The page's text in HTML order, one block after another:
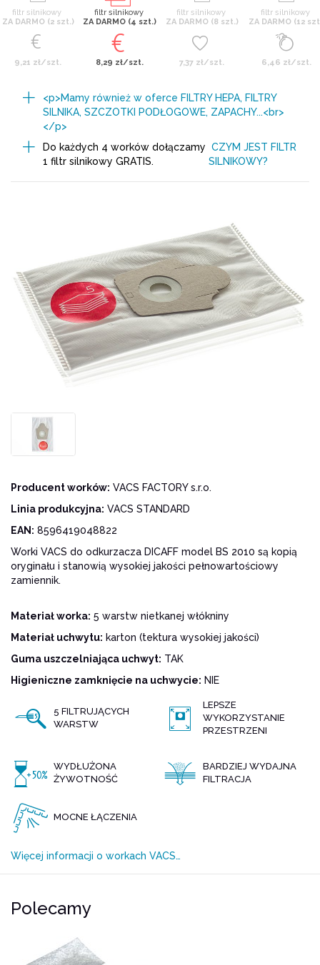
filtr silnikowy
ZA DARMO (2 szt.)
9,21 zł/szt.
filtr silnikowy
ZA DARMO (4 szt.)
8,29 zł/szt.
filtr silnikowy
ZA DARMO (8 szt.)
7,37 zł/szt.
filtr silnikowy
ZA DARMO (12
6,46 zł/szt.
<p>Mamy również w oferce FILTRY HEPA, FILTRY
SILNIKA, SZCZOTKI PODŁOGOWE, ZAPACHY...<br>
</p>
Do każdych 4 worków dołączamy
1 filtr silnikowy GRATIS.
CZYM JEST FILTR
SILNIKOWY?
Producent worków: VACS FACTORY s.r.o.
Linia produkcyjna: VACS STANDARD
EAN: 8596419048822
Worki VACS do odkurzacza DICAFF model BS 2010 są kopią
oryginału i stanowią wysokiej jakości pełnowartościowy
zamiennik.
Materiał worka: 5 warstw nietkanej włókniny
Materiał uchwytu: karton (tektura wysokiej jakości)
Guma uszczelniająca uchwyt: TAK
Higieniczne zamknięcie na uchwycie: NIE
5 FILTRUJĄCYCH
WARSTW
LEPSZE
WYKORZYSTANIE
PRZESTRZENI
WYDŁUŻONA
ŻYWOTNOŚĆ
BARDZIEJ WYDAJNA
FILTRACJA
MOCNE ŁĄCZENIA
Więcej informacji o workach VACS…
Polecamy